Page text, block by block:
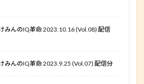
みんのIQ革命 2023.10.16 (Vol.08) 配信
みんのIQ革命 2023.9.25 (Vol.07) 配信分